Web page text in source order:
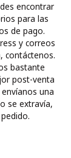
encontrar
para las
de pago.
y correos
contáctenos.
bastante
post-venta
una
se extravía,